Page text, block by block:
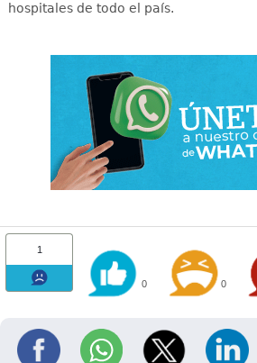
hospitales de todo el país.
1
0 0